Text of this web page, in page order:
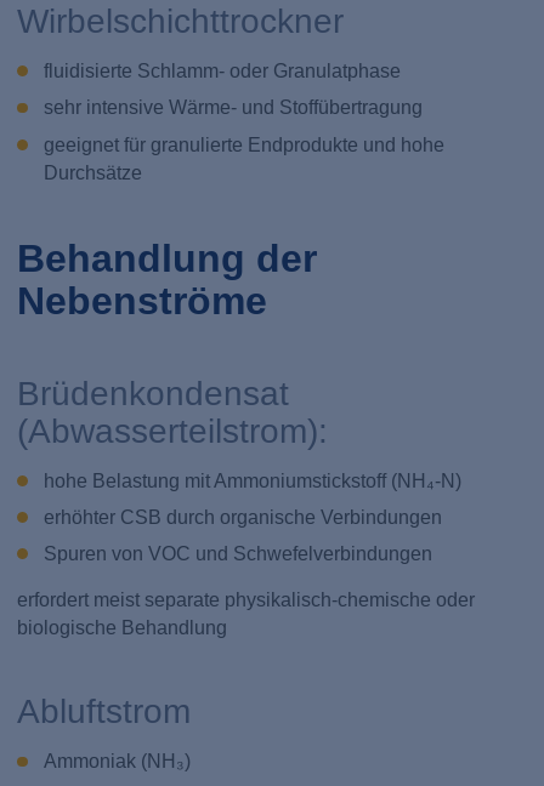
Wirbelschichttrockner
fluidisierte Schlamm- oder Granulatphase
sehr intensive Wärme- und Stoffübertragung
geeignet für granulierte Endprodukte und hohe
Durchsätze
Behandlung der
Nebenströme
Brüdenkondensat
(Abwasserteilstrom):
hohe Belastung mit Ammoniumstickstoff (NH₄-N)
erhöhter CSB durch organische Verbindungen
Spuren von VOC und Schwefelverbindungen
erfordert meist separate physikalisch-chemische oder
biologische Behandlung
Abluftstrom
Ammoniak (NH₃)